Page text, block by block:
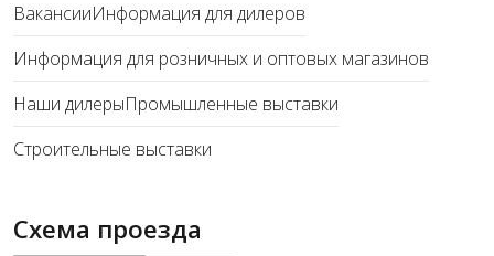
ВакансииИнформация для дилеров
Информация для розничных и оптовых магазинов
Наши дилерыПромышленные выставки
Строительные выставки
Схема проезда